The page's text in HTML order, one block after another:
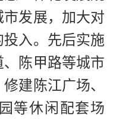
发展，加大对
入。先后实施
陈甲路等城市
建陈江广场、
等休闲配套场